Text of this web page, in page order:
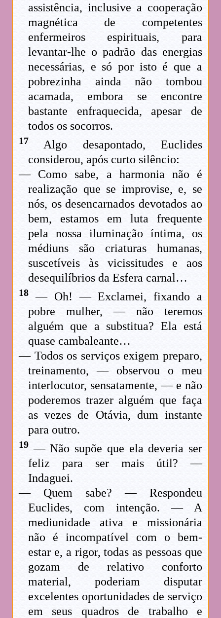
assistência, inclusive a cooperação
magnética de competentes
enfermeiros espirituais, para
levantar-lhe o padrão das energias
necessárias, e só por isto é que a
pobrezinha ainda não tombou
acamada, embora se encontre
bastante enfraquecida, apesar de
todos os socorros.
17 Algo desapontado, Euclides
considerou, após curto silêncio:
— Como sabe, a harmonia não é
realização que se improvise, e, se
nós, os desencarnados devotados ao
bem, estamos em luta frequente
pela nossa iluminação íntima, os
médiuns são criaturas humanas,
suscetíveis às vicissitudes e aos
desequilíbrios da Esfera carnal…
18 — Oh! — Exclamei, fixando a
pobre mulher, — não teremos
alguém que a substitua? Ela está
quase cambaleante…
— Todos os serviços exigem preparo,
treinamento, — observou o meu
interlocutor, sensatamente, — e não
poderemos trazer alguém que faça
as vezes de Otávia, dum instante
para outro.
19 — Não supõe que ela deveria ser
feliz para ser mais útil? —
Indaguei.
— Quem sabe? — Respondeu
Euclides, com intenção. — A
mediunidade ativa e missionária
não é incompatível com o bem-
estar e, a rigor, todas as pessoas que
gozam de relativo conforto
material, poderiam disputar
excelentes oportunidades de serviço
em seus quadros de trabalho e